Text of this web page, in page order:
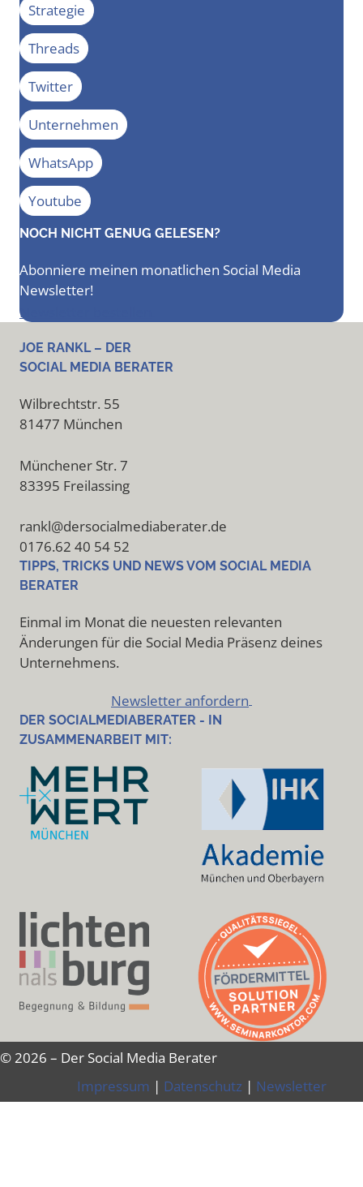
Strategie
Threads
Twitter
Unternehmen
WhatsApp
Youtube
NOCH NICHT GENUG GELESEN?
Abonniere meinen monatlichen Social Media
Newsletter!
Newsletter bestellen
JOE RANKL – DER
SOCIAL MEDIA BERATER
Wilbrechtstr. 55
81477 München
Münchener Str. 7
83395 Freilassing
rankl@dersocialmediaberater.de
0176.62 40 54 52
TIPPS, TRICKS UND NEWS VOM SOCIAL MEDIA
BERATER
Einmal im Monat die neuesten relevanten
Änderungen für die Social Media Präsenz deines
Unternehmens.
Newsletter anfordern
DER SOCIALMEDIABERATER - IN
ZUSAMMENARBEIT MIT:
© 2026 – Der Social Media Berater
Impressum | Datenschutz | Newsletter